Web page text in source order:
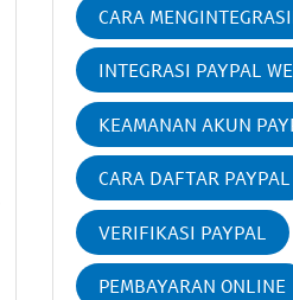
CARA
INTEGRASI PAYPAL
KEAMANAN AKUN
CARA DAFTAR PAYPAL
VERIFIKASI PAYPAL
PEMBAYARAN ONLINE